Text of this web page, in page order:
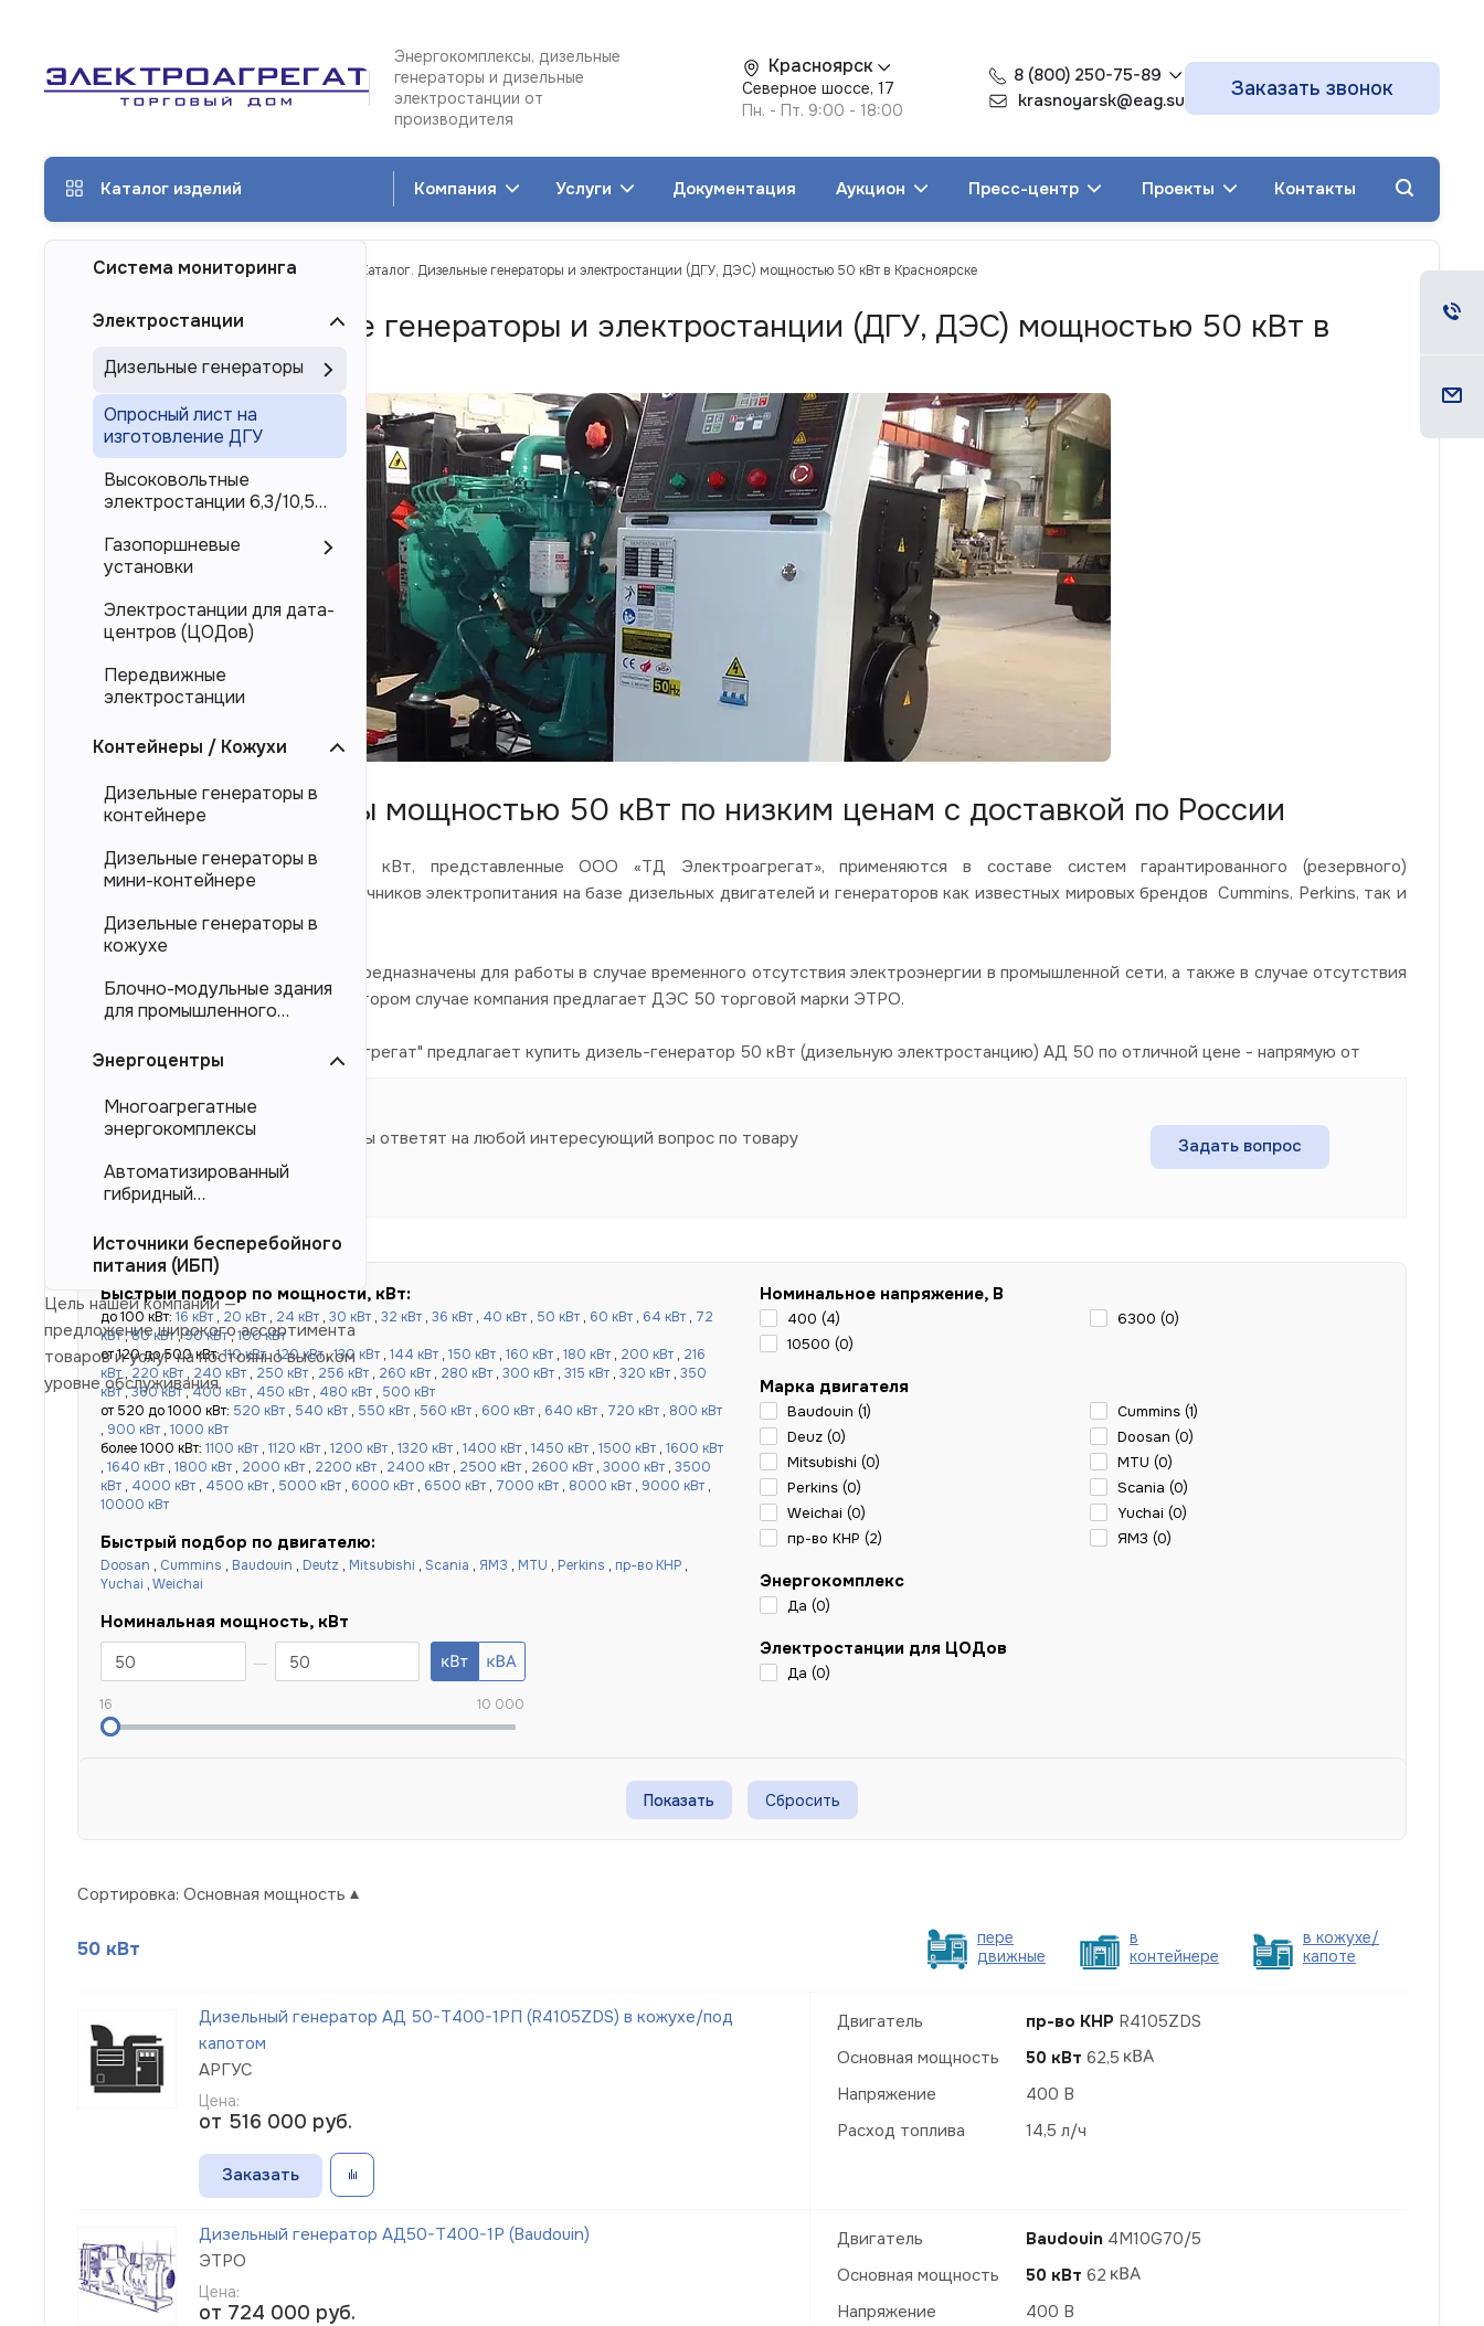
Энергокомплексы, дизельные
генераторы и дизельные
электростанции от
производителя
Красноярск
Северное шоссе, 17
Пн. - Пт. 9:00 - 18:00
8 (800) 250-75-89
krasnoyarsk@eag.su
Заказать звонок
Каталог изделий Компания Услуги Документация Аукцион Пресс-центр Проекты Контакты
ТД Электроагрегат Каталог изделий Каталог. Дизельные генераторы и электростанции (ДГУ, ДЭС) мощностью 50 кВт в Красноярске
Каталог. Дизельные генераторы и электростанции (ДГУ, ДЭС) мощностью 50 кВт в
Красноярске
Дизель-генераторы мощностью 50 кВт по низким ценам с доставкой по России
Дизельные электростанции 50 кВт, представленные ООО «ТД Электроагрегат», применяются в составе систем гарантированного (резервного)
электроснабжения в качестве источников электропитания на базе дизельных двигателей и генераторов как известных мировых брендов Cummins, Perkins, так и
и китайского производства.
Представленные в каталоге ДЭС предназначены для работы в случае временного отсутствия электроэнергии в промышленной сети, а также в случае отсутствия
магистральных электросетей. Во втором случае компания предлагает ДЭС 50 торговой марки ЭТРО.
Компания "Торговый Дом Электроагрегат" предлагает купить дизель-генератор 50 кВт (дизельную электростанцию) АД 50 по отличной цене - напрямую от
Наши специалисты ответят на любой интересующий вопрос по товару Задать вопрос
Быстрый подбор по мощности, кВт:
до 100 кВт: 16 кВт , 20 кВт , 24 кВт , 30 кВт , 32 кВт , 36 кВт , 40 кВт , 50 кВт , 60 кВт , 64 кВт , 72
кВт,80 кВт,90 кВт,100 кВт
от 120 до 500 кВт:110 кВт,120 кВт,130 кВт , 144 кВт , 150 кВт , 160 кВт , 180 кВт , 200 кВт , 216
кВт, 220 кВт , 240 кВт , 250 кВт , 256 кВт , 260 кВт , 280 кВт , 300 кВт , 315 кВт , 320 кВт , 350
кВт,360 кВт,400 кВт , 450 кВт , 480 кВт , 500 кВт
от 520 до 1000 кВт: 520 кВт , 540 кВт , 550 кВт , 560 кВт , 600 кВт , 640 кВт , 720 кВт , 800 кВт
, 900 кВт , 1000 кВт
более 1000 кВт: 1100 кВт , 1120 кВт , 1200 кВт , 1320 кВт , 1400 кВт , 1450 кВт , 1500 кВт , 1600 кВт
, 1640 кВт , 1800 кВт , 2000 кВт , 2200 кВт , 2400 кВт , 2500 кВт , 2600 кВт , 3000 кВт , 3500
кВт , 4000 кВт , 4500 кВт , 5000 кВт , 6000 кВт , 6500 кВт , 7000 кВт , 8000 кВт , 9000 кВт ,
10000 кВт
Быстрый подбор по двигателю:
Doosan , Cummins , Baudouin , Deutz , Mitsubishi , Scania , ЯМЗ , MTU , Perkins , пр-во КНР ,
Yuchai ,Weichai
Номинальная мощность, кВт
16 10 000
Номинальное напряжение, В
400 (4) 6300 (0)
10500 (0)
Марка двигателя
Baudouin (1) Cummins (1)
Deuz (0) Doosan (0)
Mitsubishi (0) MTU (0)
Perkins (0) Scania (0)
Weichai (0) Yuchai (0)
пр-во КНР (2) ЯМЗ (0)
Энергокомплекс
Да (0)
Электростанции для ЦОДов
Да (0)
Сбросить
Сортировка: Основная мощность
50 кВт
пере
движные
в
контейнере
в кожухе/
капоте
Дизельный генератор АД 50-Т400-1РП (R4105ZDS) в кожухе/под
капотом
АРГУС
Цена:
от 516 000 руб.
Заказать
Двигатель пр-во КНР R4105ZDS
Основная мощность
50 кВт 62,5
Напряжение
400 В
Расход топлива
14,5 л/ч
Дизельный генератор АД50-Т400-1Р (Baudouin)
ЭТРО
Цена:
от 724 000 руб.
Двигатель Baudouin 4M10G70/5
Основная мощность
50 кВт 62
Напряжение
400 В
Система мониторинга
Электростанции
Дизельные генераторы
Опросный лист на
изготовление ДГУ
Высоковольтные
электростанции 6,3/10,5
Газопоршневые
установки
Электростанции для дата-
центров (ЦОДов)
Передвижные
электростанции
Контейнеры / Кожухи
Дизельные генераторы в
контейнере
Дизельные генераторы в
мини-контейнере
Дизельные генераторы в
кожухе
Блочно-модульные здания
для промышленного
оборудования (БМЗ)
Энергоцентры
Многоагрегатные
энергокомплексы
Автоматизированный
гибридный
Источники бесперебойного
питания (ИБП)
Цель нашей компании —
предложение широкого ассортимента
товаров и услуг на постоянно высоком
уровне обслуживания.